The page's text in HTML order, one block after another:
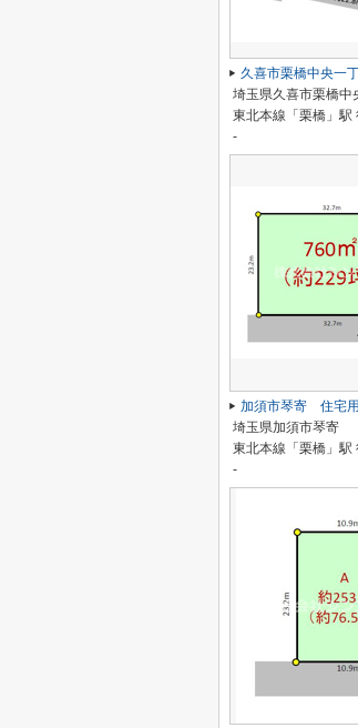
久喜市栗橋中央一
埼玉県久喜市栗橋中
東北本線「栗橋」駅
-
加須市琴寄 住宅
埼玉県加須市琴寄
東北本線「栗橋」駅
-